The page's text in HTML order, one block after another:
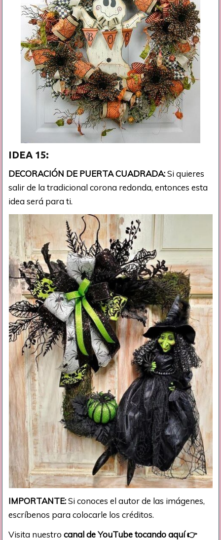
IDEA 15:
DECORACIÓN DE PUERTA CUADRADA:Si quieres
salir de la tradicional corona redonda, entonces esta
idea será para ti.
IMPORTANTE:Si conoces el autor de las imágenes,
escríbenos para colocarle los créditos.
Visita nuestrocanal de YouTube tocando aquí👉